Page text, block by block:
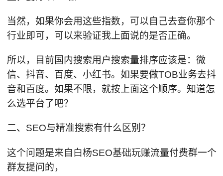
当然，如果你会用这些指数，可以自己去查你那个
行业即可，可以来验证我上面说的是否正确。
所以，目前国内搜索用户搜索量排序应该是：微
信、抖音、百度、小红书。如果要做TOB业务去抖
音和百度。如果不限，就按上面这个顺序。知道怎
么选平台了吧？
二、SEO与精准搜索有什么区别？
这个问题是来自白杨SEO基础玩赚流量付费群一个
群友提问的，